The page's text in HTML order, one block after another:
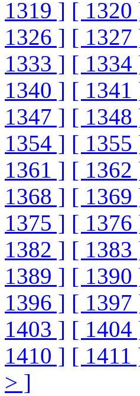
1319 ] [ 1320
1326 ] [ 1327
1333 ] [ 1334
1340 ] [ 1341
1347 ] [ 1348
1354 ] [ 1355
1361 ] [ 1362
1368 ] [ 1369
1375 ] [ 1376
1382 ] [ 1383
1389 ] [ 1390
1396 ] [ 1397
1403 ] [ 1404
1410 ] [ 1411
> ]